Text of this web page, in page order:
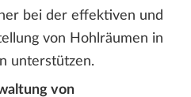
bei der effektiven und
von Hohlräumen in
unterstützen.
von